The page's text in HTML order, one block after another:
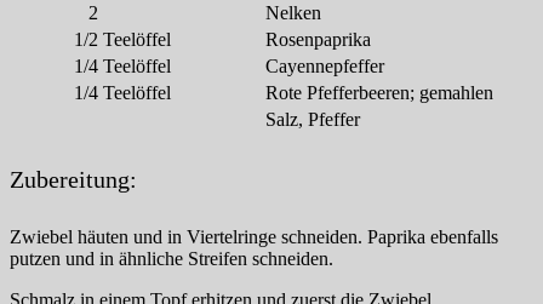
2
Nelken
1/2 Teelöffel
Rosenpaprika
1/4 Teelöffel
Cayennepfeffer
1/4 Teelöffel
Rote Pfefferbeeren; gemahlen
Salz, Pfeffer
Zubereitung:
Zwiebel häuten und in Viertelringe schneiden. Paprika ebenfalls
putzen und in ähnliche Streifen schneiden.
Schmalz in einem Topf erhitzen und zuerst die Zwiebel